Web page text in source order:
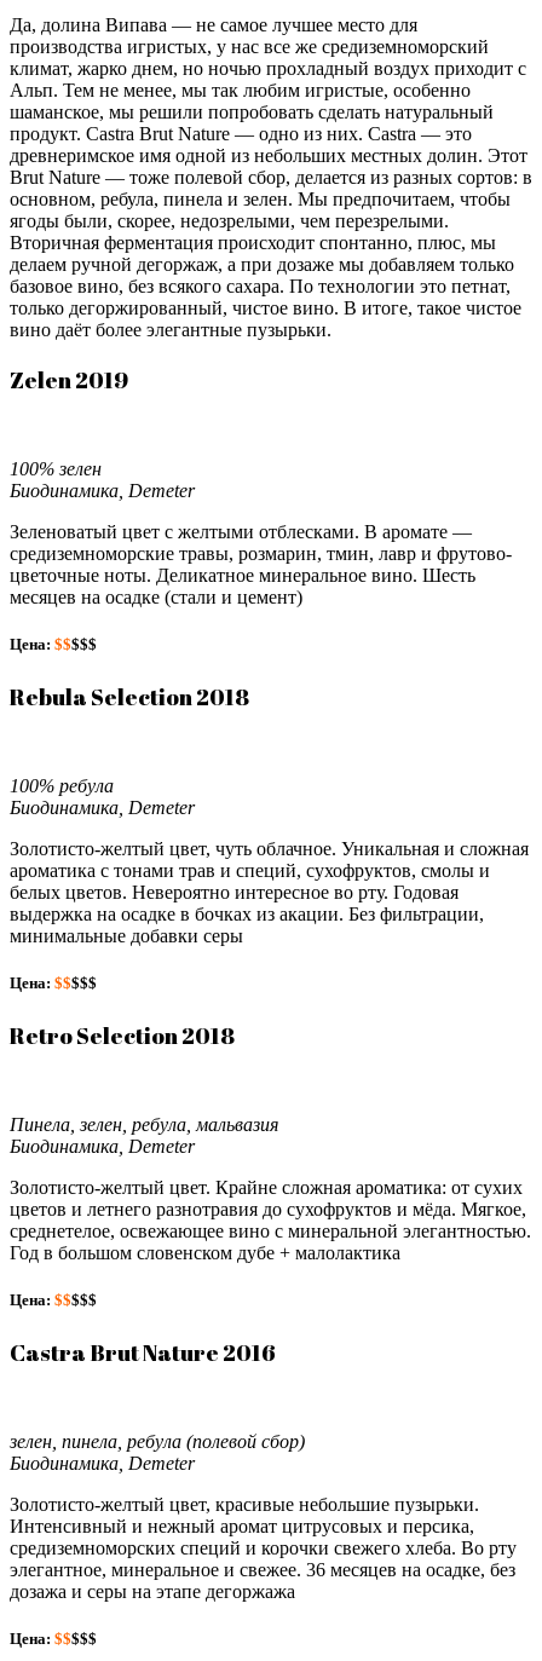
Да, долина Випава — не самое лучшее место для
производства игристых, у нас все же средиземноморский
климат, жарко днем, но ночью прохладный воздух приходит с
Альп. Тем не менее, мы так любим игристые, особенно
шаманское, мы решили попробовать сделать натуральный
продукт. Castra Brut Nature — одно из них. Castra — это
древнеримское имя одной из небольших местных долин. Этот
Brut Nature — тоже полевой сбор, делается из разных сортов: в
основном, ребула, пинела и зелен. Мы предпочитаем, чтобы
ягоды были, скорее, недозрелыми, чем перезрелыми.
Вторичная ферментация происходит спонтанно, плюс, мы
делаем ручной дегоржаж, а при дозаже мы добавляем только
базовое вино, без всякого сахара. По технологии это петнат,
только дегоржированный, чистое вино. В итоге, такое чистое
вино даёт более элегантные пузырьки.
Zelen 2019
100% зелен
Биодинамика, Demeter
Зеленоватый цвет с желтыми отблесками. В аромате —
средиземноморские травы, розмарин, тмин, лавр и фрутово-
цветочные ноты. Деликатное минеральное вино. Шесть
месяцев на осадке (стали и цемент)
Цена: $$$$$
Rebula Selection 2018
100% ребула
Биодинамика, Demeter
Золотисто-желтый цвет, чуть облачное. Уникальная и сложная
ароматика с тонами трав и специй, сухофруктов, смолы и
белых цветов. Невероятно интересное во рту. Годовая
выдержка на осадке в бочках из акации. Без фильтрации,
минимальные добавки серы
Цена: $$$$$
Retro Selection 2018
Пинела, зелен, ребула, мальвазия
Биодинамика, Demeter
Золотисто-желтый цвет. Крайне сложная ароматика: от сухих
цветов и летнего разнотравия до сухофруктов и мёда. Мягкое,
среднетелое, освежающее вино с минеральной элегантностью.
Год в большом словенском дубе + малолактика
Цена: $$$$$
Castra Brut Nature 2016
зелен, пинела, ребула (полевой сбор)
Биодинамика, Demeter
Золотисто-желтый цвет, красивые небольшие пузырьки.
Интенсивный и нежный аромат цитрусовых и персика,
средиземноморских специй и корочки свежего хлеба. Во рту
элегантное, минеральное и свежее. 36 месяцев на осадке, без
дозажа и серы на этапе дегоржажа
Цена: $$$$$